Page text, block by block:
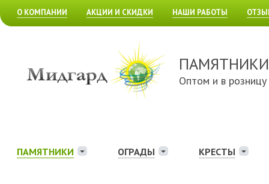
О КОМПАНИИ АКЦИИ И СКИДКИ НАШИ РАБОТЫ
ПАМЯТНИКИ
Оптом и в розницу
ПАМЯТНИКИ ОГРАДЫ КРЕСТЫ